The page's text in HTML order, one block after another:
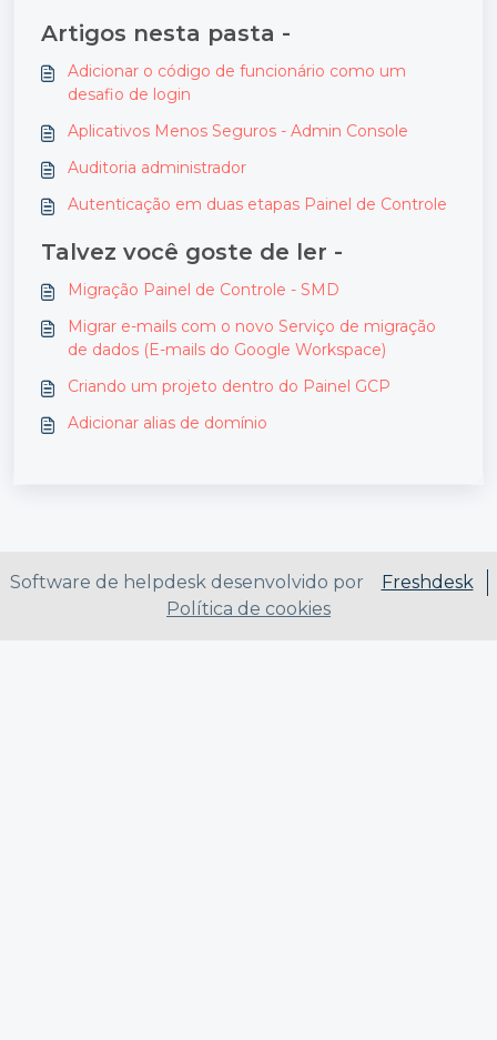
Artigos nesta pasta -
Adicionar o código de funcionário como um
desafio de login
Aplicativos Menos Seguros - Admin Console
Auditoria administrador
Autenticação em duas etapas Painel de Controle
Talvez você goste de ler -
Migração Painel de Controle - SMD
Migrar e-mails com o novo Serviço de migração
de dados (E-mails do Google Workspace)
Criando um projeto dentro do Painel GCP
Adicionar alias de domínio
Software de helpdesk desenvolvido por
Freshdesk
Política de cookies